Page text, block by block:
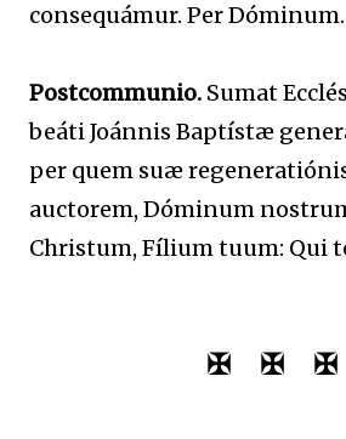
consequámur. Per Dóminum.
Postcommunio. Sumat
beáti Joánnis Baptístæ
per quem suæ
auctorem, Dóminum
Christum, Fílium tuum: Qui
✠ ✠ ✠